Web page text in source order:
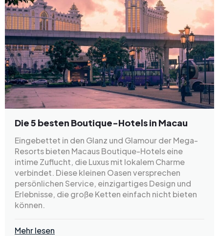
Die 5 besten Boutique-Hotels in Macau
Eingebettet in den Glanz und Glamour der Mega-
Resorts bieten Macaus Boutique-Hotels eine
intime Zuflucht, die Luxus mit lokalem Charme
verbindet. Diese kleinen Oasen versprechen
persönlichen Service, einzigartiges Design und
Erlebnisse, die große Ketten einfach nicht bieten
können.
Mehr lesen